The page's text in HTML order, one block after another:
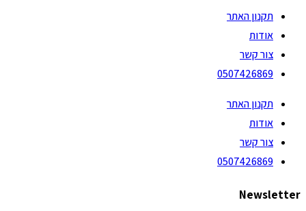
תקנון האתר
אודות
צור קשר
0507426869
תקנון האתר
אודות
צור קשר
0507426869
Newsletter